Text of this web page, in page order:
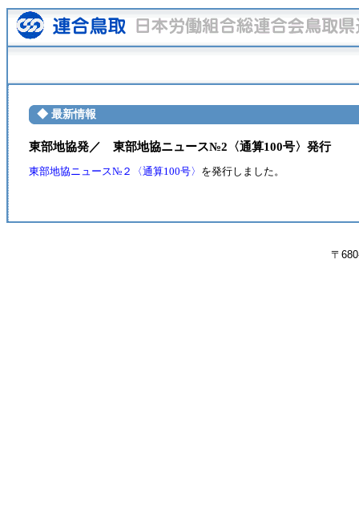
◆ 最新情報
東部地協発／ 東部地協ニュース№2〈通算100号〉発行
東部地協ニュース№２〈通算100号〉 を発行しました。
〒